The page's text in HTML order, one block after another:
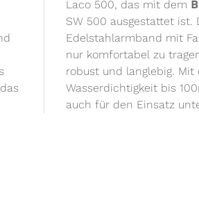
Laco 500, das mit dem
SW 500 ausgestattet ist.
Edelstahlarmband mit
nur komfortabel zu
robust und langlebig. Mit
Wasserdichtigkeit bis
auch für den Einsatz